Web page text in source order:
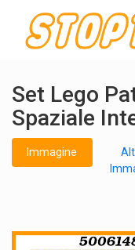
Set Lego
Spaziale
Immagine